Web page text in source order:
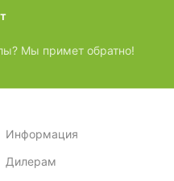
Мы примет обратно!
Информация
Дилерам